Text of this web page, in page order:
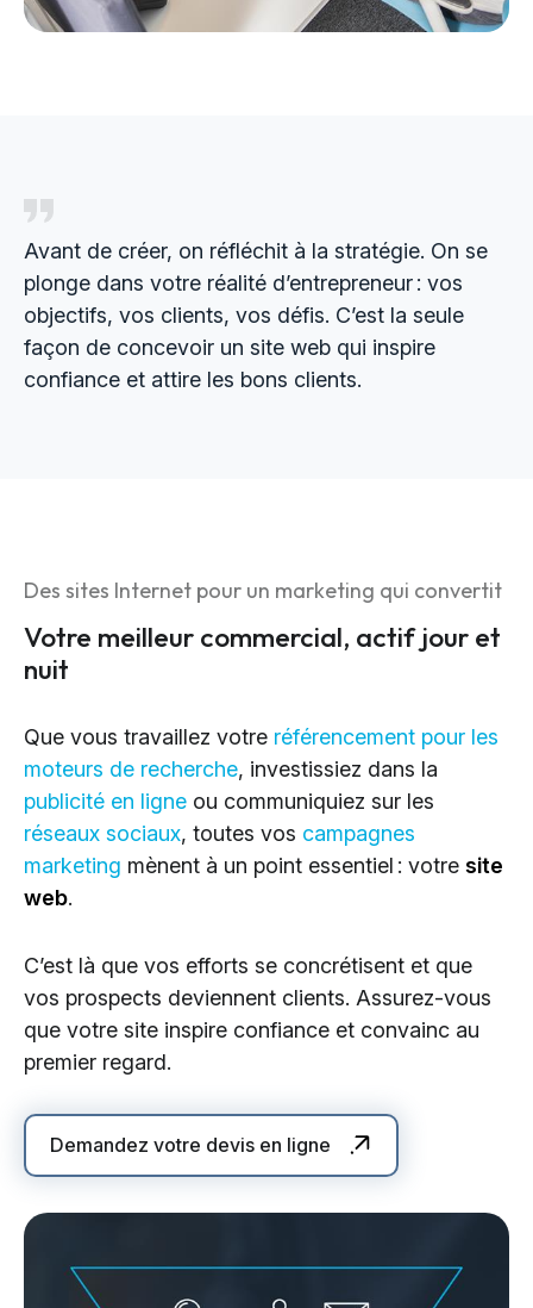
Avant de créer, on réfléchit à la stratégie. On se
plonge dans votre réalité d’entrepreneur : vos
objectifs, vos clients, vos défis. C’est la seule
façon de concevoir un site web qui inspire
confiance et attire les bons clients.
Des sites Internet pour un marketing qui convertit
Votre meilleur commercial, actif jour et
nuit
Que vous travaillez votre référencement pour les
moteurs de recherche, investissiez dans la
publicité en ligne ou communiquiez sur les
réseaux sociaux, toutes vos campagnes
marketing mènent à un point essentiel : votre site
web.
C’est là que vos efforts se concrétisent et que
vos prospects deviennent clients. Assurez-vous
que votre site inspire confiance et convainc au
premier regard.
Demandez votre devis en ligne